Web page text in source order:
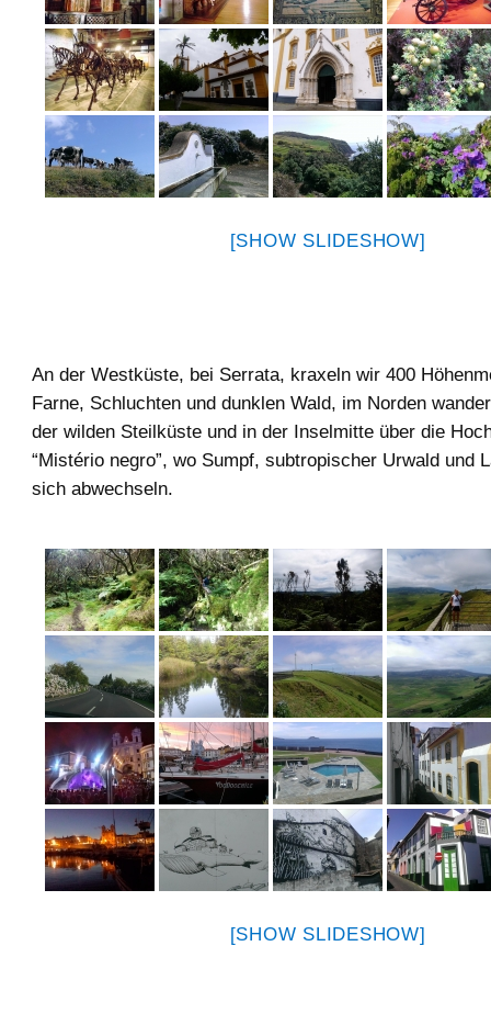
[SHOW SLIDESHOW]
An der Westküste, bei Serrata, kraxeln wir 400
Farne, Schluchten und dunklen Wald, im Norden
der wilden Steilküste und in der Inselmitte über die
“Mistério negro”, wo Sumpf, subtropischer Urwald und
sich abwechseln.
[SHOW SLIDESHOW]